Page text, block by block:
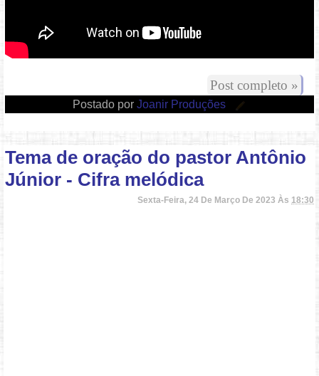
Post completo »
Postado por Joanir Produções
Tema de oração do pastor Antônio
Júnior - Cifra melódica
Sexta-Feira, 24 De Março De 2023 Às 18:30